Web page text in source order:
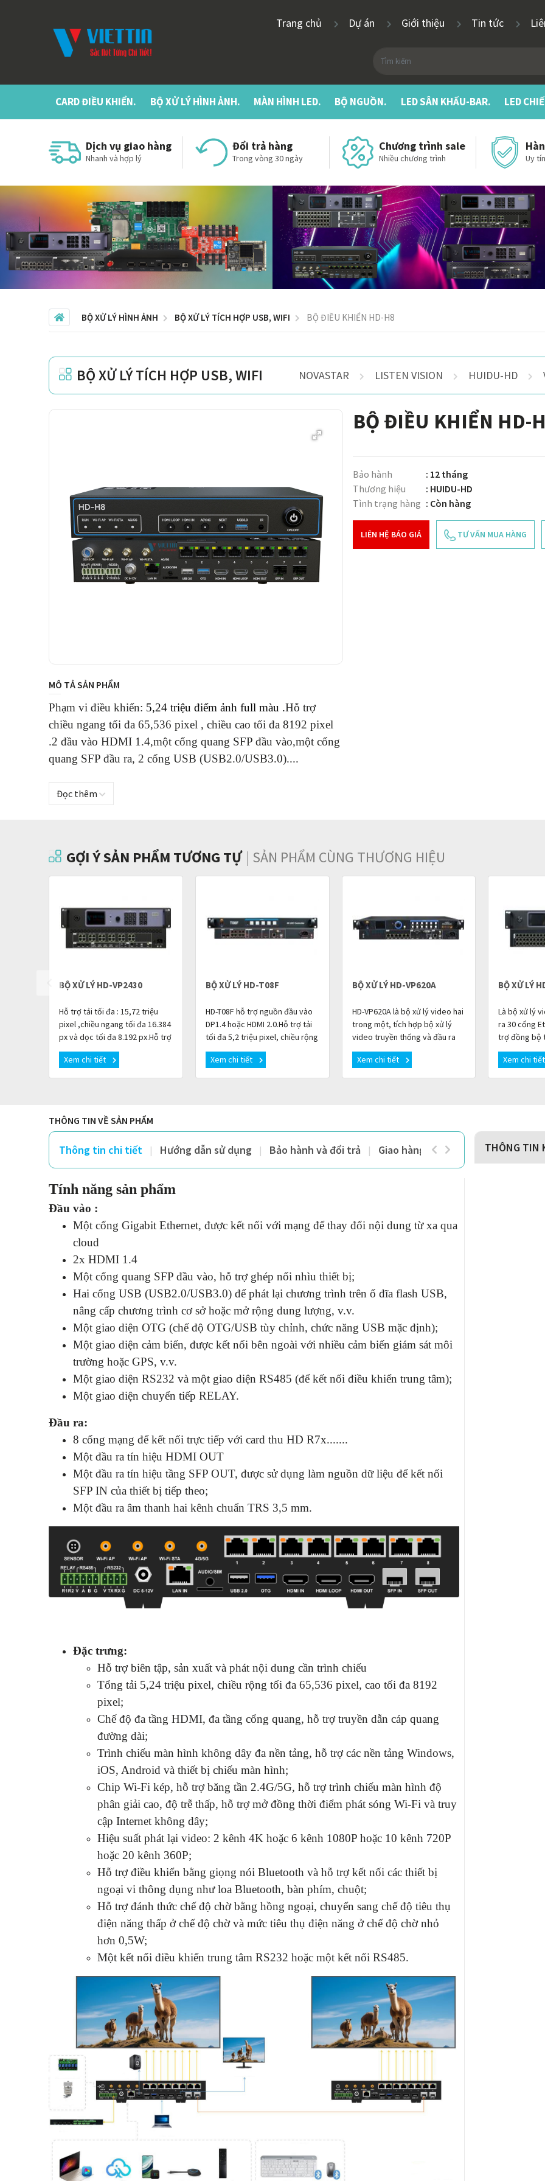
Trang chủ Dự án Giới thiệu Tin tức
CARD ĐIỀU KHIỂN. BỘ XỬ LÝ HÌNH ẢNH. MÀN HÌNH LED. BỘ NGUỒN. LED SÂN KHẤU-BAR. LED
Dịch vụ giao hàng
Nhanh và hợp lý
Đổi trả hàng
Trong vòng 30 ngày
Chương trình sale
Nhiều chương trình Uy
BỘ XỬ LÝ HÌNH ẢNH BỘ XỬ LÝ TÍCH HỢP USB, WIFI BỘ ĐIỀU KHIỂN HD-H8
BỘ XỬ LÝ TÍCH HỢP USB, WIFI NOVASTAR LISTEN VISION HUIDU-HD
MÔ TẢ SẢN PHẨM
Phạm vi điều khiển: 5,24 triệu điểm ảnh full màu .Hỗ trợ
chiều ngang tối đa 65,536 pixel , chiều cao tối đa 8192 pixel
.2 đầu vào HDMI 1.4,một cổng quang SFP đầu vào,một cổng
quang SFP đầu ra, 2 cổng USB (USB2.0/USB3.0)....
Đọc thêm
BỘ ĐIỀU KHIỂN HD-
Bảo hành
: 12 tháng
Thương hiệu
: HUIDU-HD
Tình trạng hàng : Còn hàng
LIÊN HỆ BÁO GIÁ TƯ VẤN MUA HÀNG
GỢI Ý SẢN PHẨM TƯƠNG TỰ | SẢN PHẨM CÙNG THƯƠNG HIỆU
BỘ XỬ LÝ HD-VP2430
Hỗ trợ tải tối đa : 15,72 triệu
pixel ,chiều ngang tối đa 16.384
px và dọc tối đa 8.192 px.Hỗ trợ
tín hiệu đồng bộ lên đến
4096×2160 @60Hz
Xem chi tiết
BỘ XỬ LÝ HD-T08F
HD-T08F hỗ trợ nguồn đầu vào
DP1.4 hoặc HDMI 2.0.Hỗ trợ tải
tối đa 5,2 triệu pixel, chiều rộng
hoặc chiều cao tối đa 8192
pixel và tín hiệu video 4K t
Xem chi tiết
BỘ XỬ LÝ HD-VP620A
HD-VP620A là bộ xử lý video hai
trong một, tích hợp bộ xử lý
video truyền thống và đầu ra
Ethernet 6 kênh Gigabit. Thiết
bị giúp đơn giản hóa việc lắp
Xem chi tiết
BỘ XỬ LÝ
Là bộ xử lý
ra 30 cổng
trợ đồng bộ
6 kênh khác
ảnh hỗ trợ:
Xem chi tiết
THÔNG TIN VỀ SẢN PHẨM
Thông tin chi tiết Hướng dẫn sử dụng Bảo hành và đổi trả Giao hàng và thanh toán
Tính năng sản phẩm
Đầu vào :
Một cổng Gigabit Ethernet, được kết nối với mạng để thay đổi nội dung từ xa qua
cloud
2x HDMI 1.4
Một cổng quang SFP đầu vào, hỗ trợ ghép nối nhìu thiết bị;
Hai cổng USB (USB2.0/USB3.0) để phát lại chương trình trên ổ đĩa flash USB,
nâng cấp chương trình cơ sở hoặc mở rộng dung lượng, v.v.
Một giao diện OTG (chế độ OTG/USB tùy chỉnh, chức năng USB mặc định);
Một giao diện cảm biến, được kết nối bên ngoài với nhiều cảm biến giám sát môi
trường hoặc GPS, v.v.
Một giao diện RS232 và một giao diện RS485 (để kết nối điều khiển trung tâm);
Một giao diện chuyển tiếp RELAY.
Đầu ra:
8 cổng mạng để kết nối trực tiếp với card thu HD R7x.......
Một đầu ra tín hiệu HDMI OUT
Một đầu ra tín hiệu tầng SFP OUT, được sử dụng làm nguồn dữ liệu để kết nối
SFP IN của thiết bị tiếp theo;
Một đầu ra âm thanh hai kênh chuẩn TRS 3,5 mm.
Đặc trưng:
Hỗ trợ biên tập, sản xuất và phát nội dung cần trình chiếu
Tổng tải 5,24 triệu pixel, chiều rộng tối đa 65,536 pixel, cao tối đa 8192
pixel;
Chế độ đa tầng HDMI, đa tầng cổng quang, hỗ trợ truyền dẫn cáp quang
đường dài;
Trình chiếu màn hình không dây đa nền tảng, hỗ trợ các nền tảng Windows,
iOS, Android và thiết bị chiếu màn hình;
Chip Wi-Fi kép, hỗ trợ băng tần 2.4G/5G, hỗ trợ trình chiếu màn hình độ
phân giải cao, độ trễ thấp, hỗ trợ mở đồng thời điểm phát sóng Wi-Fi và truy
cập Internet không dây;
Hiệu suất phát lại video: 2 kênh 4K hoặc 6 kênh 1080P hoặc 10 kênh 720P
hoặc 20 kênh 360P;
Hỗ trợ điều khiển bằng giọng nói Bluetooth và hỗ trợ kết nối các thiết bị
ngoại vi thông dụng như loa Bluetooth, bàn phím, chuột;
Hỗ trợ đánh thức chế độ chờ bằng hồng ngoại, chuyển sang chế độ tiêu thụ
điện năng thấp ở chế độ chờ và mức tiêu thụ điện năng ở chế độ chờ nhỏ
hơn 0,5W;
Một kết nối điều khiển trung tâm RS232 hoặc một kết nối RS485.
THÔNG TIN